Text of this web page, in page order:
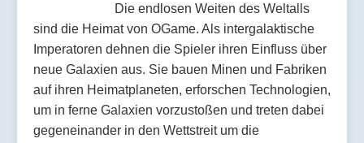
Die endlosen Weiten des Weltalls
sind die Heimat von OGame. Als intergalaktische
Imperatoren dehnen die Spieler ihren Einfluss über
neue Galaxien aus. Sie bauen Minen und Fabriken
auf ihren Heimatplaneten, erforschen Technologien,
um in ferne Galaxien vorzustoßen und treten dabei
gegeneinander in den Wettstreit um die